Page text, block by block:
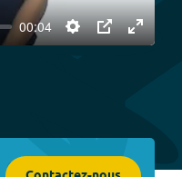
00:04
Settings
PIP
Enter